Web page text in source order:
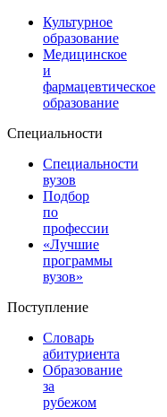
Культурное
образование
Медицинское
и
фармацевтическое
образование
Специальности
Специальности
вузов
Подбор
по
профессии
«Лучшие
программы
вузов»
Поступление
Словарь
абитуриента
Образование
за
рубежом